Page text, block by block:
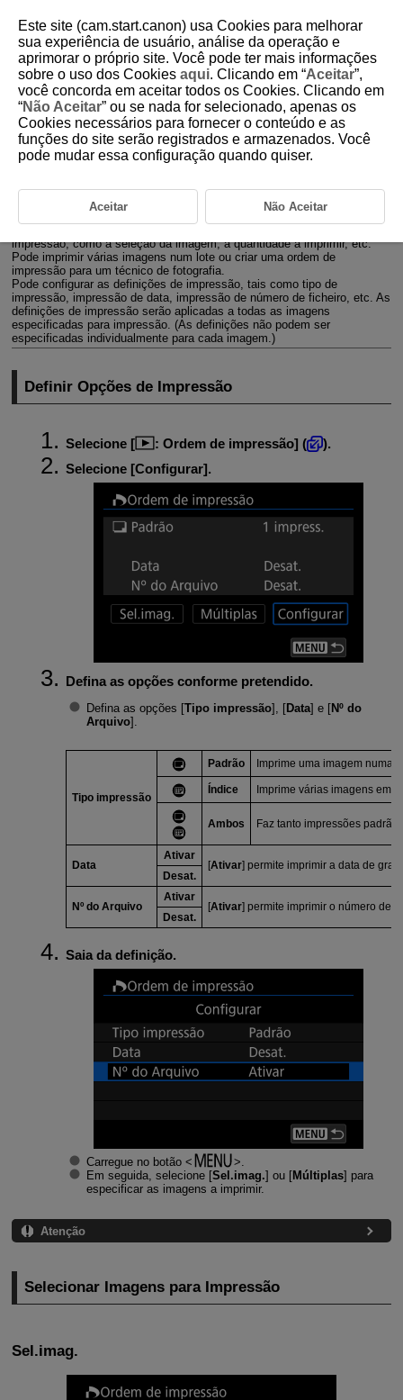
D292-122
Ordem de Impressão (DPOF)
Definir Opções de Impressão
Selecionar Imagens para Impressão
impressão, como a seleção da imagem, a quantidade a imprimir, etc.
Pode imprimir várias imagens num lote ou criar uma ordem de
impressão para um técnico de fotografia.
Pode configurar as definições de impressão, tais como tipo de
impressão, impressão de data, impressão de número de ficheiro, etc. As
definições de impressão serão aplicadas a todas as imagens
especificadas para impressão. (As definições não podem ser
especificadas individualmente para cada imagem.)
Definir Opções de Impressão
Selecione [ : Ordem de impressão] (
).
Selecione [Configurar].
Defina as opções conforme pretendido.
Defina as opções [Tipo impressão], [Data] e [Nº do
Arquivo].
Tipo impressão
Padrão Imprime uma imagem numa
Índice Imprime várias imagens em
Ambos Faz tanto impressões
Data
Ativar
Ativar] permite imprimir a data de
Desat.
Nº do Arquivo
Ativar
Ativar] permite imprimir o número de
Desat.
Saia da definição.
Carregue no botão
.
Em seguida, selecione [Sel.imag.] ou [Múltiplas] para
especificar as imagens a imprimir.
Atenção
Selecionar Imagens para Impressão
Sel.imag.
Este site (cam.start.canon) usa Cookies para melhorar
sua experiência de usuário, análise da operação e
aprimorar o próprio site. Você pode ter mais informações
sobre o uso dos Cookies aqui. Clicando em “Aceitar”,
você concorda em aceitar todos os Cookies. Clicando em
“Não Aceitar” ou se nada for selecionado, apenas os
Cookies necessários para fornecer o conteúdo e as
funções do site serão registrados e armazenados. Você
pode mudar essa configuração quando quiser.
Aceitar Não Aceitar